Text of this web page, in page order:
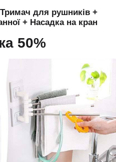
Тримач для рушників +
+ Насадка на кран
50%